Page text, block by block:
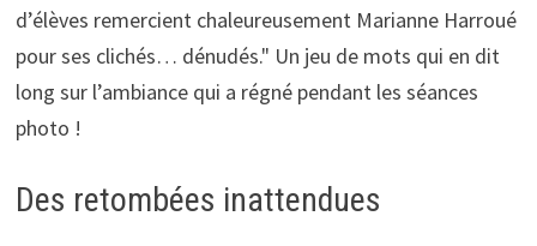
d’élèves remercient chaleureusement Marianne Harroué
pour ses clichés… dénudés." Un jeu de mots qui en dit
long sur l’ambiance qui a régné pendant les séances
photo !
Des retombées inattendues